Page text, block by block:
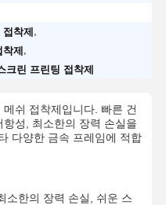
착제
제
크린 프린팅 접착제
쉬 접착제입니다. 빠른 건
성, 최소한의 장력 손실을
다양한 금속 프레임에 적합
소한의 장력 손실, 쉬운 스